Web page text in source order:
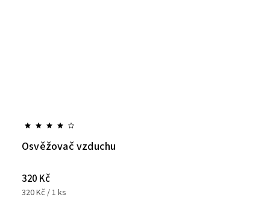
Osvěžovač vzduchu
320 Kč
320 Kč / 1 ks